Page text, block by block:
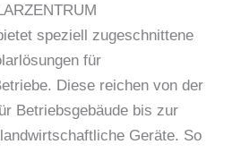
speziell zugeschnittene
für
Diese reichen von der
Betriebsgebäude bis zur
Geräte. So